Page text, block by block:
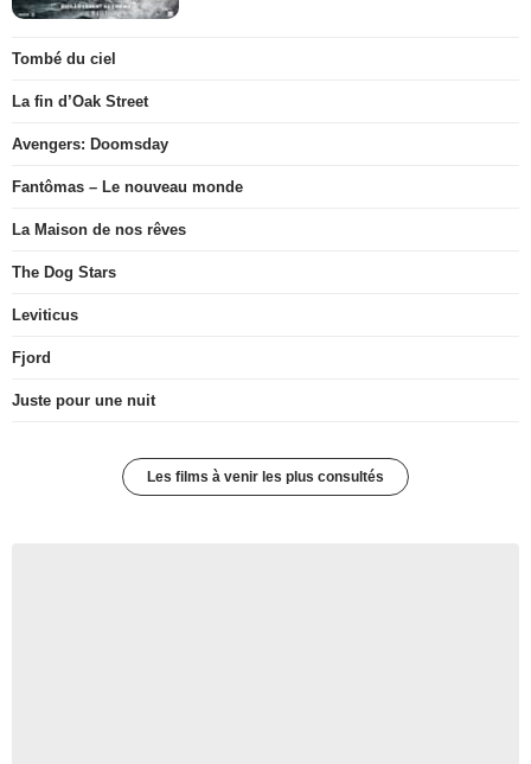
Tombé du ciel
La fin d’Oak Street
Avengers: Doomsday
Fantômas – Le nouveau monde
La Maison de nos rêves
The Dog Stars
Leviticus
Fjord
Juste pour une nuit
Les films à venir les plus consultés